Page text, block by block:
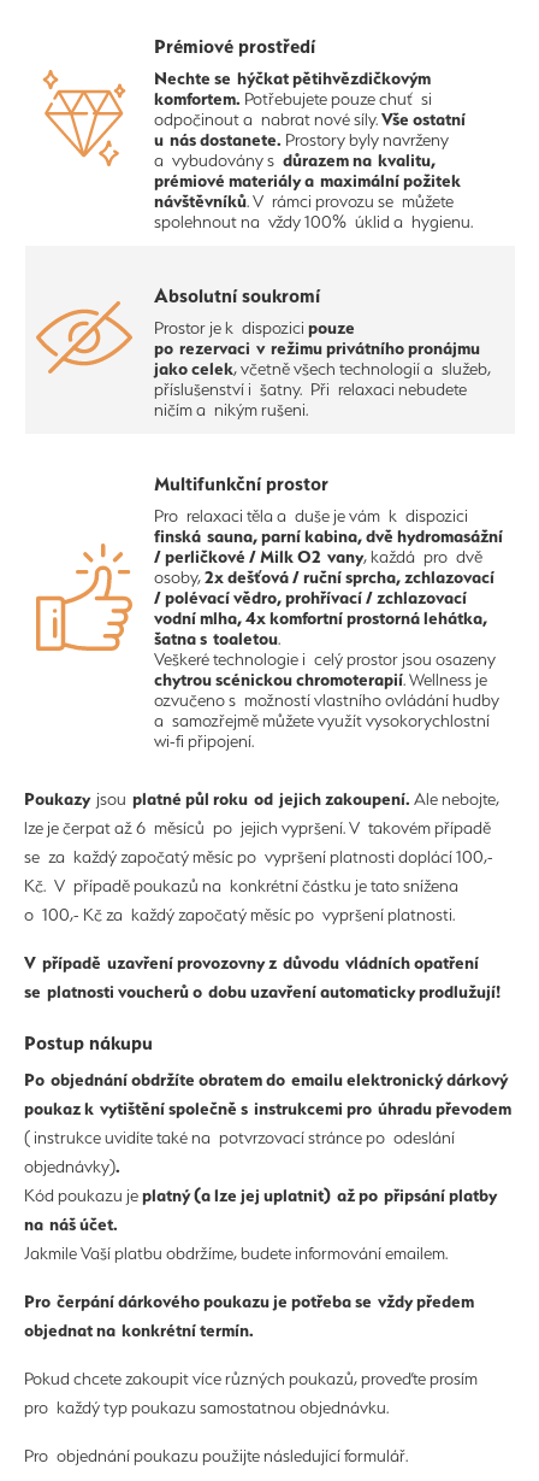
Prémiové prostředí
Nechte se hýčkat pětihvězdičkovým
komfortem. Potřebujete pouze chuť si
odpočinout a nabrat nové síly.Vše ostatní
u nás dostanete. Prostory byly navrženy
a vybudovány s důrazem na kvalitu,
prémiové materiály a maximální požitek
návštěvníků. V rámci provozu se můžete
spolehnout na vždy 100% úklid a hygienu.
Absolutní soukromí
Prostor je k dispozici pouze
po rezervaci v režimu privátního pronájmu
jako celek, včetně všech technologií a služeb,
příslušenství i šatny. Při relaxaci nebudete
ničím a nikým rušeni.
Multifunkční prostor
Pro relaxaci těla a duše je vám k dispozici
finská sauna, parní kabina, dvě hydromasážní
/ perličkové / Milk O2 vany, každá pro dvě
osoby,2x dešťová / ruční sprcha, zchlazovací
/ polévací vědro, prohřívací / zchlazovací
vodní mlha, 4x komfortní prostorná lehátka,
šatna s toaletou.
Veškeré technologie i celý prostor jsou osazeny
chytrou scénickou chromoterapií. Wellness je
ozvučeno s možností vlastního ovládání hudby
a samozřejmě můžete využít vysokorychlostní
wi-fi připojení.
Poukazy jsou platné půl roku od jejich zakoupení. Ale nebojte,
lze je čerpat až 6 měsíců po jejich vypršení. V takovém případě
se za každý započatý měsíc po vypršení platnosti doplácí 100,-
Kč. V případě poukazů na konkrétní částku je tato snížena
o 100,- Kč za každý započatý měsíc po vypršení platnosti.
V případě uzavření provozovny z důvodu vládních opatření
se platnosti voucherů o dobu uzavření automaticky prodlužují!
Postup nákupu
Po objednání obdržíte obratem do emailu elektronický dárkový
poukaz k vytištění společně s instrukcemi pro úhradu převodem
( instrukce uvidíte také na potvrzovací stránce po odeslání
objednávky).
Kód poukazu jeplatný (a lze jej uplatnit) až po připsání platby
na náš účet.
Jakmile Vaší platbu obdržíme, budete informování emailem.
Pro čerpání dárkového poukazu je potřeba se vždy předem
objednat na konkrétní termín.
Pokud chcete zakoupit více různých poukazů, proveďte prosím
pro každý typ poukazu samostatnou objednávku.
Pro objednání poukazu použijte následující formulář.